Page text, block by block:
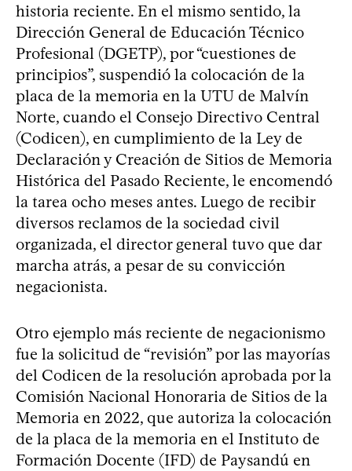
historia reciente. En el mismo sentido, la
Dirección General de Educación Técnico
Profesional (DGETP), por “cuestiones de
principios”, suspendió la colocación de la
placa de la memoria en la UTU de Malvín
Norte, cuando el Consejo Directivo Central
(Codicen), en cumplimiento de la Ley de
Declaración y Creación de Sitios de Memoria
Histórica del Pasado Reciente, le encomendó
la tarea ocho meses antes. Luego de recibir
diversos reclamos de la sociedad civil
organizada, el director general tuvo que dar
marcha atrás, a pesar de su convicción
negacionista.
Otro ejemplo más reciente de negacionismo
fue la solicitud de “revisión” por las mayorías
del Codicen de la resolución aprobada por la
Comisión Nacional Honoraria de Sitios de la
Memoria en 2022, que autoriza la colocación
de la placa de la memoria en el Instituto de
Formación Docente (IFD) de Paysandú en